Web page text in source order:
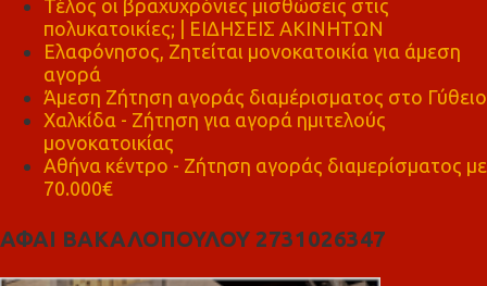
Τέλος οι βραχυχρόνιες μισθώσεις στις
πολυκατοικίες; | ΕΙΔΗΣΕΙΣ ΑΚΙΝΗΤΩΝ
Ελαφόνησος, Ζητείται μονοκατοικία για άμεση
αγορά
Άμεση Ζήτηση αγοράς διαμέρισματος στο Γύθειο
Χαλκίδα - Ζήτηση για αγορά ημιτελούς
μονοκατοικίας
Αθήνα κέντρο - Ζήτηση αγοράς διαμερίσματος με
70.000€
ΑΦΑΙ ΒΑΚΑΛΟΠΟΥΛΟΥ 2731026347